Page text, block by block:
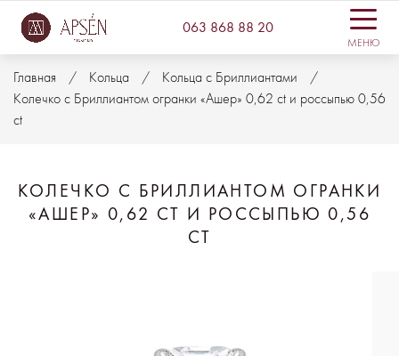
063 868 88 20
МЕНЮ
Главная Кольца
Кольца с Бриллиантами
Колечко с Бриллиантом огранки «Ашер» 0,62 ct и россыпью 0,56
ct
КОЛЕЧКО С БРИЛЛИАНТОМ ОГРАНКИ
«АШЕР» 0,62 CT И РОССЫПЬЮ 0,56
CT